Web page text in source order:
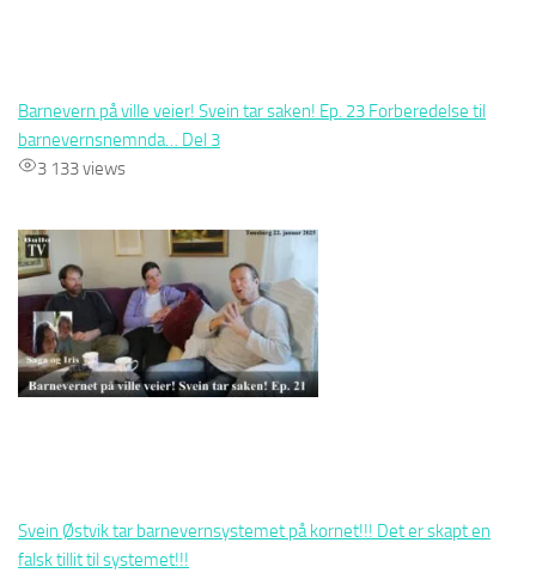
Barnevern på ville veier! Svein tar saken! Ep. 23 Forberedelse til
barnevernsnemnda… Del 3
3 133 views
Svein Østvik tar barnevernsystemet på kornet!!! Det er skapt en
falsk tillit til systemet!!!